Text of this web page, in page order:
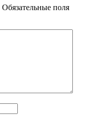
Обязательные поля